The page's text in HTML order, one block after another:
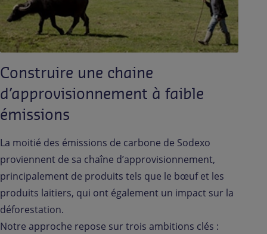
Construire une chaine
d’approvisionnement à faible
émissions
La moitié des émissions de carbone de Sodexo
proviennent de sa chaîne d’approvisionnement,
principalement de produits tels que le bœuf et les
produits laitiers, qui ont également un impact sur la
déforestation.
Notre approche repose sur trois ambitions clés :